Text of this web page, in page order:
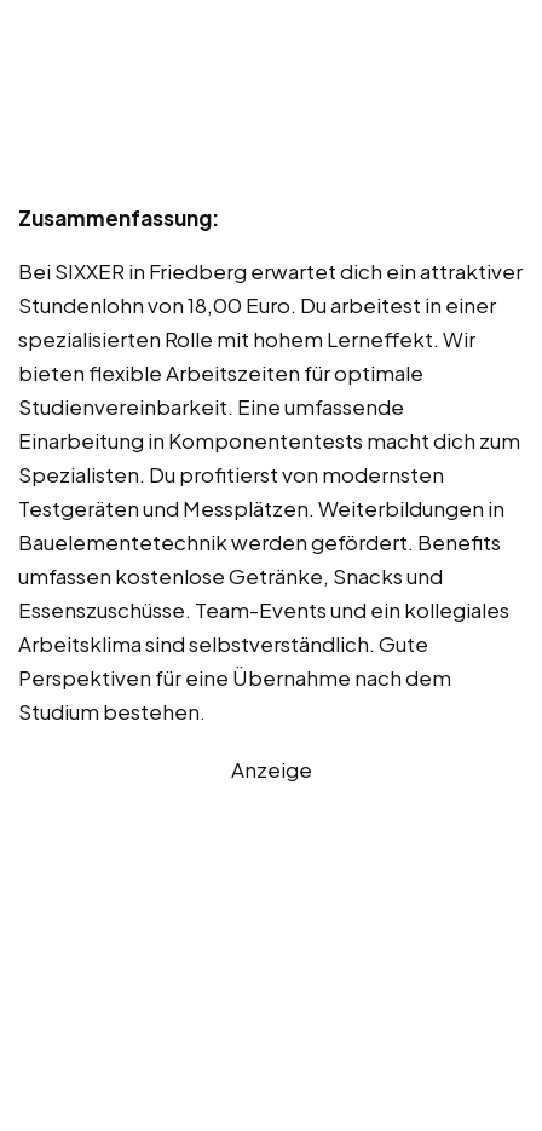
Zusammenfassung:
Bei SIXXER in Friedberg erwartet dich ein attraktiver
Stundenlohn von 18,00 Euro. Du arbeitest in einer
spezialisierten Rolle mit hohem Lerneffekt. Wir
bieten flexible Arbeitszeiten für optimale
Studienvereinbarkeit. Eine umfassende
Einarbeitung in Komponententests macht dich zum
Spezialisten. Du profitierst von modernsten
Testgeräten und Messplätzen. Weiterbildungen in
Bauelementetechnik werden gefördert. Benefits
umfassen kostenlose Getränke, Snacks und
Essenszuschüsse. Team-Events und ein kollegiales
Arbeitsklima sind selbstverständlich. Gute
Perspektiven für eine Übernahme nach dem
Studium bestehen.
Anzeige